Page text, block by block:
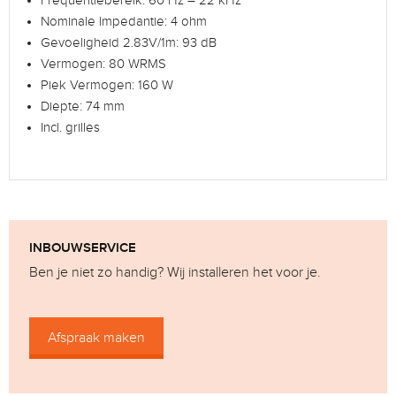
Nominale Impedantie: 4 ohm
Gevoeligheid 2.83V/1m: 93 dB
Vermogen: 80 WRMS
Piek Vermogen: 160 W
Diepte: 74 mm
Incl. grilles
INBOUWSERVICE
Ben je niet zo handig? Wij installeren het voor je.
Afspraak maken